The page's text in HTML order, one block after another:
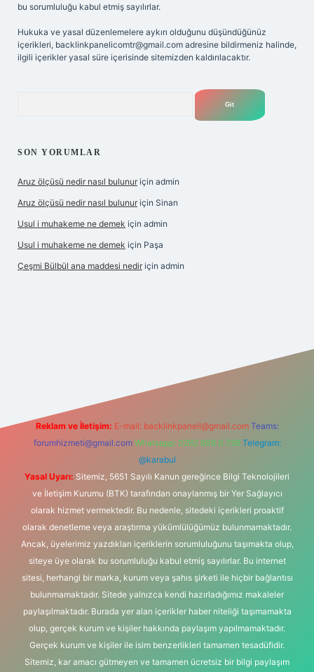
bu sorumluluğu kabul etmiş sayılırlar.
Hukuka ve yasal düzenlemelere aykırı olduğunu düşündüğünüz
içerikleri, backlinkpanelicomtr@gmail.com adresine bildirmeniz halinde,
ilgili içerikler yasal süre içerisinde sitemizden kaldırılacaktır.
SON YORUMLAR
Aruz ölçüsü nedir nasıl bulunur için admin
Aruz ölçüsü nedir nasıl bulunur için Sinan
Usul i muhakeme ne demek için admin
Usul i muhakeme ne demek için Paşa
Çeşmi Bülbül ana maddesi nedir için admin
Reklam ve İletişim: E-mail: backlinkpaneli@gmail.com Teams:
forumhizmeti@gmail.com Whatsapp: 0262 606 0 726 Telegram:
@karabul
Yasal Uyarı: Sitemiz, 5651 Sayılı Kanun gereğince Bilgi Teknolojileri
ve İletişim Kurumu (BTK) tarafından onaylanmış bir Yer Sağlayıcı
olarak hizmet vermektedir. Bu nedenle, sitedeki içerikleri proaktif
olarak denetleme veya araştırma yükümlülüğümüz bulunmamaktadır.
Ancak, üyelerimiz yazdıkları içeriklerin sorumluluğunu taşımakta olup,
siteye üye olarak bu sorumluluğu kabul etmiş sayılırlar. Bu internet
sitesi, herhangi bir marka, kurum veya şahıs şirketi ile hiçbir bağlantısı
bulunmamaktadır. Sitede yalnızca kendi hazırladığımız makaleler
paylaşılmaktadır. Burada yer alan içerikler haber niteliği taşımamakta
olup, gerçek kurum ve kişiler hakkında paylaşım yapılmamaktadır.
Gerçek kurum ve kişiler ile isim benzerlikleri tamamen tesadüfidir.
Sitemiz, kar amacı gütmeyen ve tamamen ücretsiz bir bilgi paylaşım